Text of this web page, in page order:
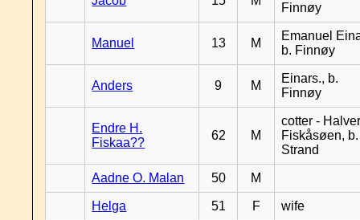
Finnøy
Manuel 13 M
Emanuel
b. Finnøy
Anders 9 M
Einars., b.
Finnøy
Endre H.
Fiskaa??
62 M
cotter -
Fiskåsøen, b.
Strand
Aadne O. Malan 50 M
Helga 51 F wife